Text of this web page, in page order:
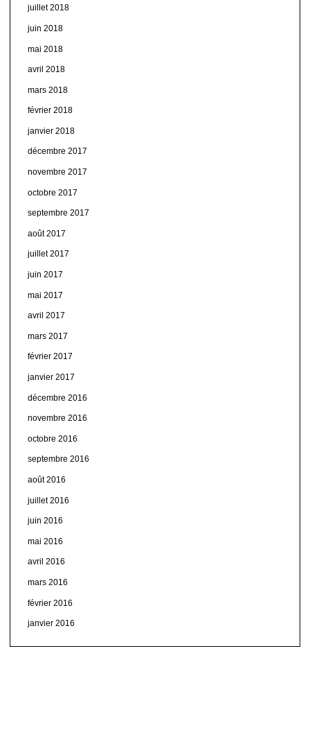
juillet 2018
juin 2018
mai 2018
avril 2018
mars 2018
février 2018
janvier 2018
décembre 2017
novembre 2017
octobre 2017
septembre 2017
août 2017
juillet 2017
juin 2017
mai 2017
avril 2017
mars 2017
février 2017
janvier 2017
décembre 2016
novembre 2016
octobre 2016
septembre 2016
août 2016
juillet 2016
juin 2016
mai 2016
avril 2016
mars 2016
février 2016
janvier 2016